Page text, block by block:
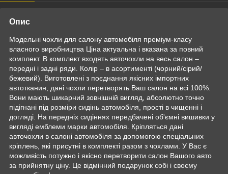
Опис
Модельні чохли для салону автомобіля преміум-класу
власного виробництва Ціна актуальна і вказана за повний
комплект. В комплект входять авточохли на весь салон –
передні і задні ряди. Колір – в асортименті (чорний/сірий/
бежевий). Виготовлені з поєднання якісних імпортних
автотканин, дані чохли перетворять Ваш салон на всі 100%.
Вони мають шикарний зовнішній вигляд, абсолютно точно
підігнані під розміри сидінь автомобіля, прості в чищенні і
догляді. На передніх сидіннях передбачені об'ємні вишивки у
вигляді емблеми марки автомобіля. Кріпляться дані
авточохли в салоні автомобіля за допомогою спеціальних
кріплень, які присутні в комплекті разом з чохлами. У Вас є
можливість потужно і якісно перетворити салон Вашого авто
за прийнятну ціну. Це відмінний подарунок собі і своєму